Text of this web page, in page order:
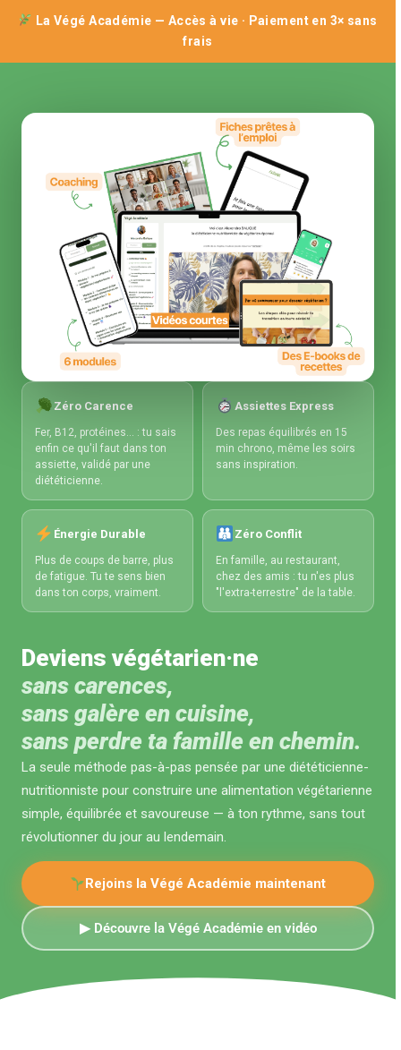
La Végé Académie — Accès à vie · Paiement en 3× sans
frais
Zéro Carence
Fer, B12, protéines… : tu sais
enfin ce qu'il faut dans ton
assiette, validé par une
diététicienne.
Assiettes Express
Des repas équilibrés en 15
min chrono, même les soirs
sans inspiration.
Énergie Durable
Plus de coups de barre, plus
de fatigue. Tu te sens bien
dans ton corps, vraiment.
Zéro Conflit
En famille, au restaurant,
chez des amis : tu n'es plus
"l'extra-terrestre" de la table.
Deviens végétarien·ne
sans carences,
sans galère en cuisine,
sans perdre ta famille en chemin.
La seule méthode pas-à-pas pensée par une diététicienne-
nutritionniste pour construire une alimentation végétarienne
simple, équilibrée et savoureuse — à ton rythme, sans tout
révolutionner du jour au lendemain.
Rejoins la Végé Académie maintenant
▶ Découvre la Végé Académie en vidéo